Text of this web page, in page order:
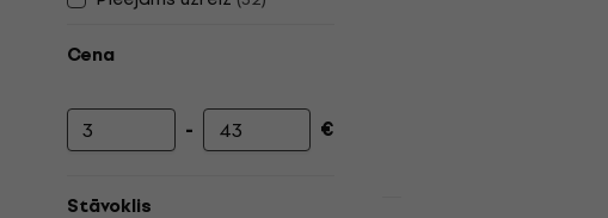
Cena
Minimālā cena
- Maksimālā cena
€
Stāvoklis